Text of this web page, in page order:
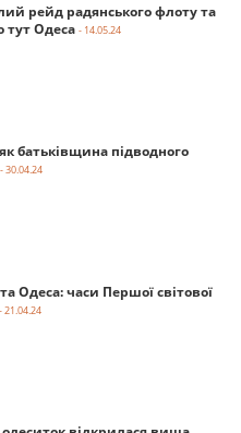
рейд радянського флоту та
тут Одеса - 14.05.24
батьківщина підводного
- 30.04.24
Одеса: часи Першої світової
- 21.04.24